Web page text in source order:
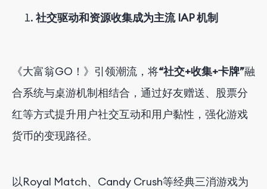
社交驱动和资源收集成为主流 IAP 机制
《大富翁GO！》引领潮流，将“社交+收集+卡牌”融
合系统与桌游机制相结合，通过好友赠送、股票分
红等方式提升用户社交互动和用户黏性，强化游戏
货币的变现路径。
以Royal Match、Candy Crush等经典三消游戏为